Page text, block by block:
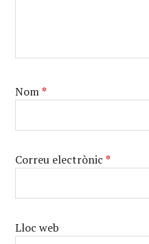
Nom*
Correu electrònic*
Lloc web